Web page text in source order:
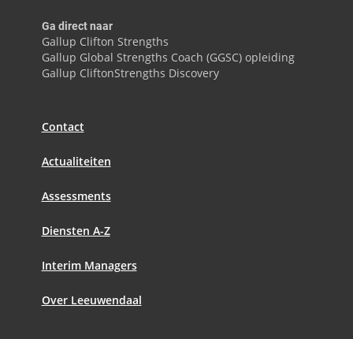
Ga direct naar
Gallup Clifton Strengths
Gallup Global Strengths Coach (GGSC) opleiding
Gallup CliftonStrengths Discovery
Contact
Actualiteiten
Assessments
Diensten A-Z
Interim Managers
Over Leeuwendaal